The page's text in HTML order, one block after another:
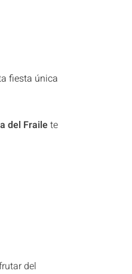
fiesta única
del Fraile te
del